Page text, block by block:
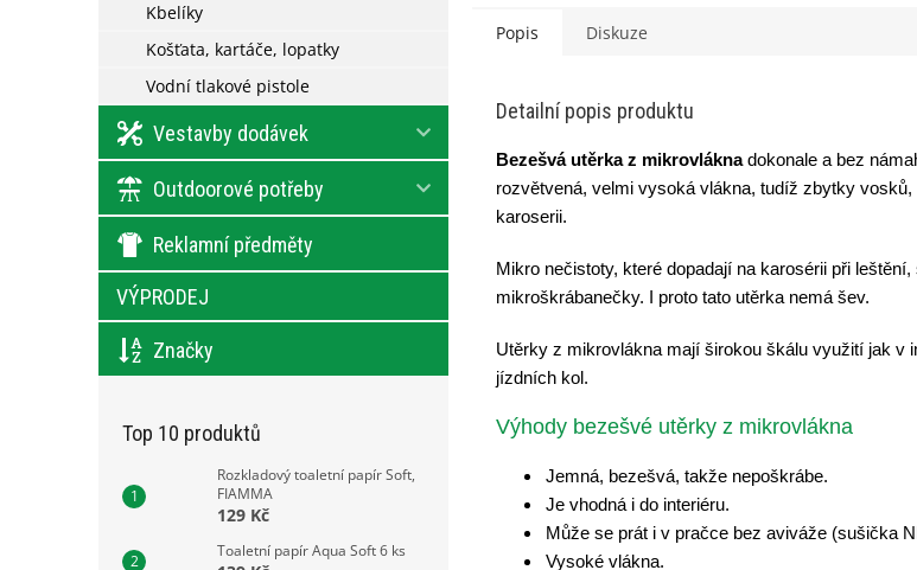
Kbelíky
Košťata, kartáče, lopatky
Vodní tlakové pistole
Vestavby dodávek
Outdoorové potřeby
Reklamní předměty
VÝPRODEJ
Značky
Top 10 produktů
Rozkladový toaletní papír Soft,
FIAMMA
129 Kč
Toaletní papír Aqua Soft 6 ks
Popis Diskuze
Detailní popis produktu
Bezešvá utěrka z mikrovlákna dokonale a bez
rozvětvená, velmi vysoká vlákna, tudíž zbytky
karoserii.
Mikro nečistoty, které dopadají na karosérii při
mikroškrábanečky. I proto tato utěrka nemá šev.
Utěrky z mikrovlákna mají širokou škálu využití jak v
jízdních kol.
Výhody bezešvé utěrky z mikrovlákna
Jemná, bezešvá, takže nepoškrábe.
Je vhodná i do interiéru.
Může se prát i v pračce bez aviváže (sušička
Vysoké vlákna.